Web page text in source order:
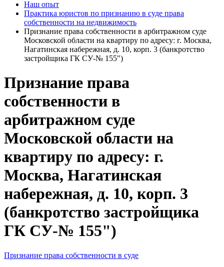
Наш опыт
Практика юристов по признанию в суде права
собственности на недвижимость
Признание права собственности в арбитражном суде
Московской области на квартиру по адресу: г. Москва,
Нагатинская набережная, д. 10, корп. 3 (банкротство
застройщика ГК СУ-№ 155")
Признание права
собственности в
арбитражном суде
Московской области на
квартиру по адресу: г.
Москва, Нагатинская
набережная, д. 10, корп. 3
(банкротство застройщика
ГК СУ-№ 155")
Признание права собственности в суде